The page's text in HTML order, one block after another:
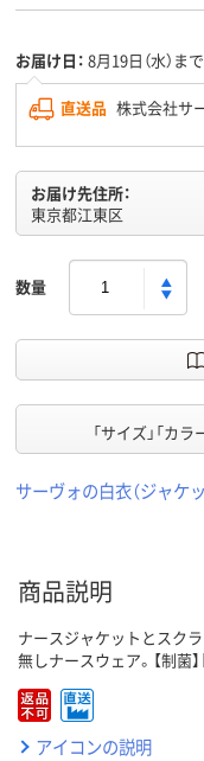
お届け日： 8月19日（水）まで
直送品 株式会社サ
お届け先住所：
東京都江東区
数量
「サイズ」「カ
サーヴォの白衣（ジャケ
商品説明
ナースジャケットとスク
無しナースウェア。【制菌】
アイコンの説明